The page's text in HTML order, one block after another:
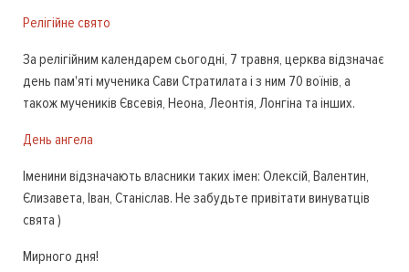
Релігійне свято
За релігійним календарем сьогодні, 7 травня, церква відзначає
день пам'яті мученика Сави Стратилата і з ним 70 воїнів, а
також мучеників Євсевія, Неона, Леонтія, Лонгіна та інших.
День ангела
Іменини відзначають власники таких імен: Олексій, Валентин,
Єлизавета, Іван, Станіслав. Не забудьте привітати винуватців
свята )
Мирного дня!